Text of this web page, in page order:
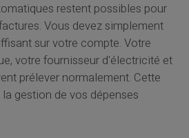
restent possibles pour
Vous devez simplement
sur votre compte. Votre
votre fournisseur d'électricité et
prélever normalement. Cette
gestion de vos dépenses